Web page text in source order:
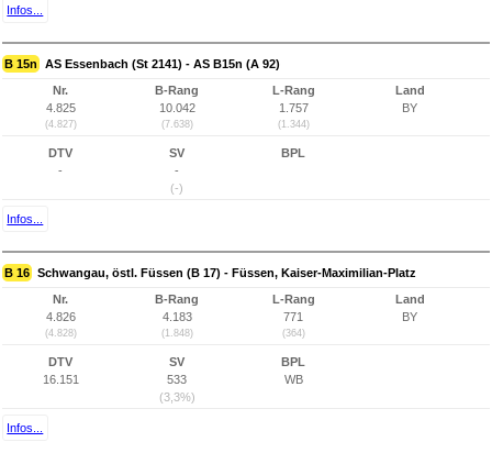
Infos...
B 15n AS Essenbach (St 2141) - AS B15n (A 92)
Nr.
4.825
(4.827)
B-Rang
10.042
(7.638)
L-Rang
1.757
(1.344)
Land
BY
DTV
-
SV
-
(-)
BPL
Infos...
B 16 Schwangau, östl. Füssen (B 17) - Füssen, Kaiser-Maximilian-Platz
Nr.
4.826
(4.828)
B-Rang
4.183
(1.848)
L-Rang
771
(364)
Land
BY
DTV
16.151
SV
533
(3,3%)
BPL
WB
Infos...